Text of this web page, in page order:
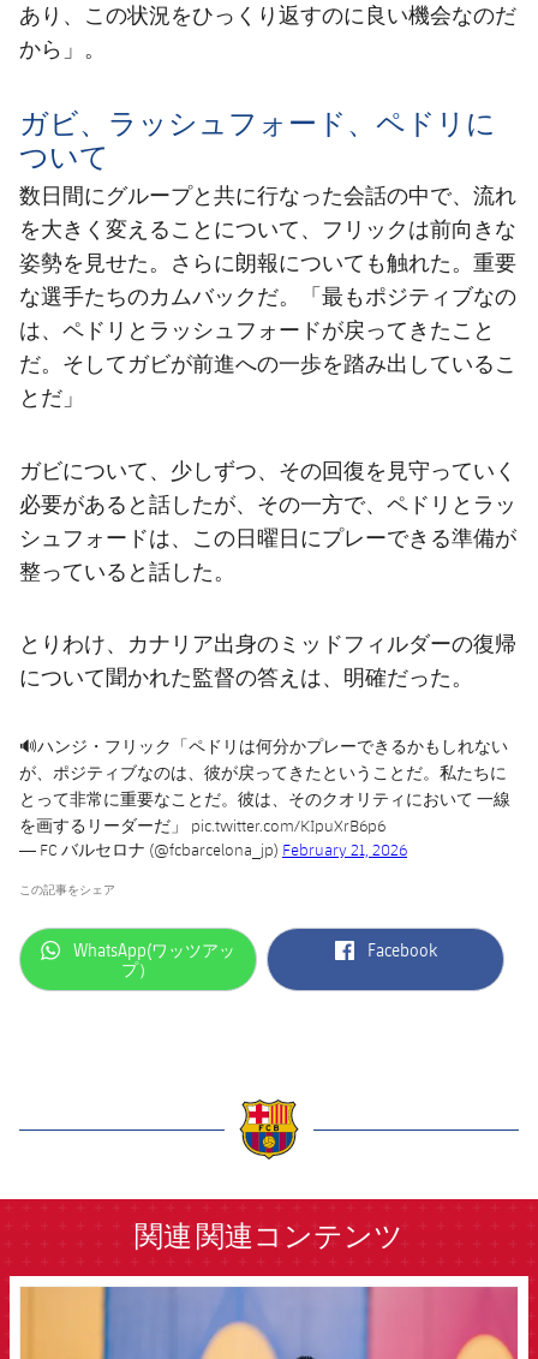
あり、この状況をひっくり返すのに良い機会なのだ
から」。
ガビ、ラッシュフォード、ペドリに
ついて
数日間にグループと共に行なった会話の中で、流れ
を大きく変えることについて、フリックは前向きな
姿勢を見せた。さらに朗報についても触れた。重要
な選手たちのカムバックだ。「最もポジティブなの
は、ペドリとラッシュフォードが戻ってきたこと
だ。そしてガビが前進への一歩を踏み出しているこ
とだ」
ガビについて、少しずつ、その回復を見守っていく
必要があると話したが、その一方で、ペドリとラッ
シュフォードは、この日曜日にプレーできる準備が
整っていると話した。
とりわけ、カナリア出身のミッドフィルダーの復帰
について聞かれた監督の答えは、明確だった。
🔊ハンジ・フリック「ペドリは何分かプレーできるかもしれない
が、ポジティブなのは、彼が戻ってきたということだ。私たちに
とって非常に重要なことだ。彼は、そのクオリティにおいて 一線
を画するリーダーだ」 pic.twitter.com/KIpuXrB6p6
— FC バルセロナ (@fcbarcelona_jp) February 21, 2026
この記事をシェア
label.aria.whatsapp
WhatsApp(ワッツアッ
プ）
label.aria.facebook
Facebook
関連 関連コンテンツ